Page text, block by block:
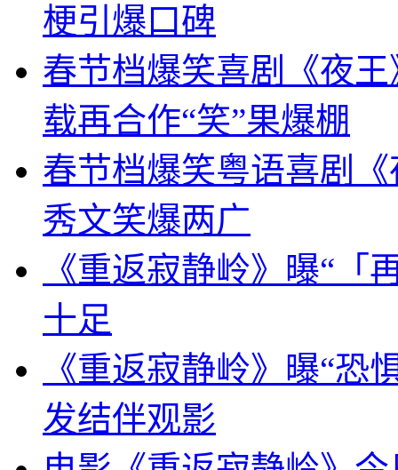
梗引爆口碑
春节档爆笑喜剧《夜
载再合作“笑”果爆棚
春节档爆笑粤语喜剧
秀文笑爆两广
《重返寂静岭》曝“「
十足
《重返寂静岭》曝“恐
发结伴观影